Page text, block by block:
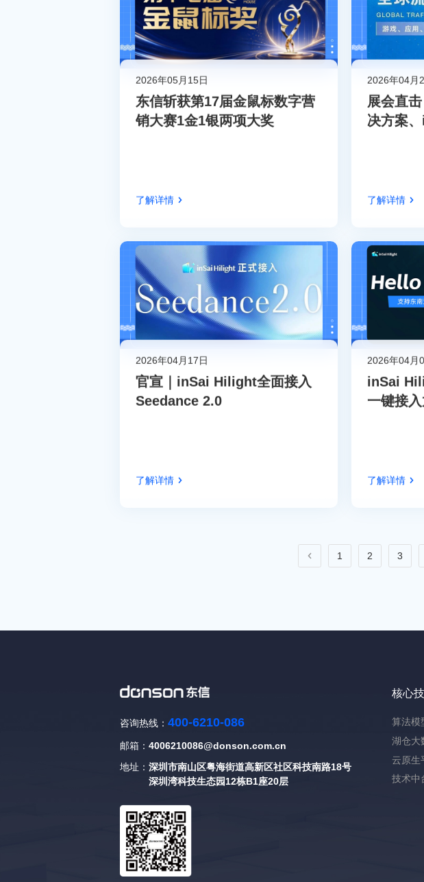
2026年05月15日
东信斩获第17届金鼠标数字营
销大赛1金1银两项大奖
了解详情
2026年04月
展会直
决方案
了解详情
2026年04月17日
官宣｜inSai Hilight全面接入
Seedance 2.0
了解详情
2026年04月
inSai
一键接
了解详情
1 2 3
咨询热线： 400-6210-086
邮箱： 4006210086@donson.com.cn
地址： 深圳市南山区粤海街道高新区社区科技南路18号
深圳湾科技生态园12栋B1座20层
核心
算法模
湖仓大
云原生
技术中